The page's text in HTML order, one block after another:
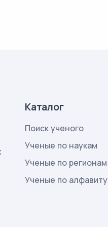
Каталог
Поиск ученого
Ученые по наукам
Ученые по регионам
Ученые по алфавиту